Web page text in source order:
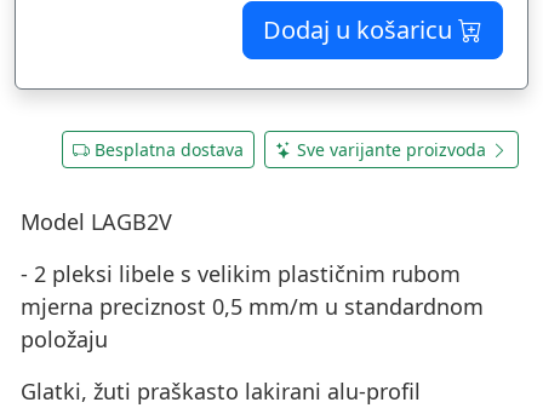
Dodaj u košaricu
Besplatna dostava Sve varijante proizvoda
Model LAGB2V
- 2 pleksi libele s velikim plastičnim rubom
mjerna preciznost 0,5 mm/m u standardnom
položaju
Glatki, žuti praškasto lakirani alu-profil